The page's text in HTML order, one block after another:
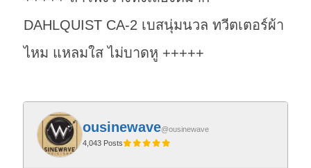
DAHLQUIST CA-2 เบสนุ่มนวล ทวีตเตอร์ผ้า
ไหม แหลมใส ไม่บาดหู +++++
ousinewave@ousinewave
4,043 Posts